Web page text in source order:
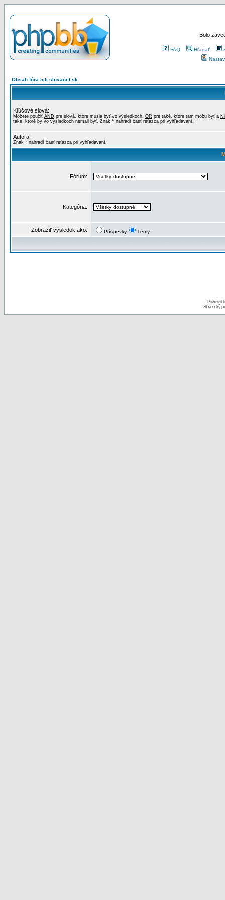
Bolo
FAQ Hľadať
Obsah fóra hifi.slovanet.sk
Kľúčové slová:
Môžete použiť AND pre slová, ktoré musia byť vo výsledkoch, OR pre také, ktoré tam môžu byť a
také, ktoré by vo výsledkoch nemali byť. Znak * nahradí časť reťazca pri vyhľadávaní.
Autora:
Znak * nahradí časť reťazca pri vyhľadávaní.
Fórum:
Kategória:
Zobraziť výsledok ako: Príspevky Témy
Powered
Slovenský